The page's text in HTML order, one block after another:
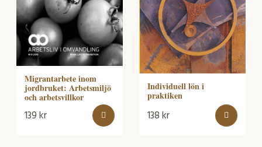
Migrantarbete inom
jordbruket: Arbetsmiljö
och arbetsvillkor
139kr
Individuell lön i
praktiken
138kr